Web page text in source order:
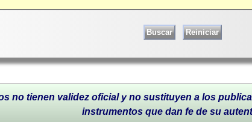
no tienen validez oficial y no sustituyen a los
instrumentos que dan fe de su